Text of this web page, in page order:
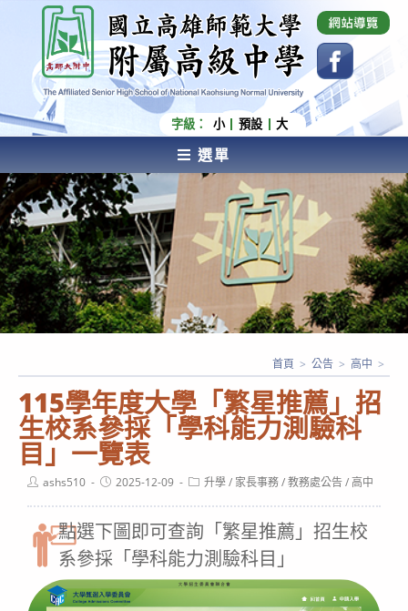
內
容
國立高雄師範大學附屬高級中學 Affiliated Senior
High School of National Kaohsiung Normal
University
字級： 小 預設 大
選單
AFFILIATED SENIOR HIGH SCHOOL OF NATIONAL
KAOHSIUNG NORMAL UNIVERSITY
115學年度大學「繁星推薦」招
生校系參採「學科能力測驗科
目」一覽表
首頁 > 公告 > 高中 >
Postashs510
Post2025-12-09
Post升學/ 家長事務/教務處公告/高中
點選下圖即可查詢「繁星推薦」招生校
系參採「學科能力測驗科目」